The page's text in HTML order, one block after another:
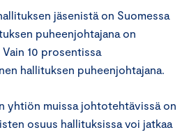
jäsenistä on Suomessa
puheenjohtajana on
10 prosentissa
hallituksen puheenjohtajana.
yhtiön muissa johtotehtävissä on
osuus hallituksissa voi jatkaa